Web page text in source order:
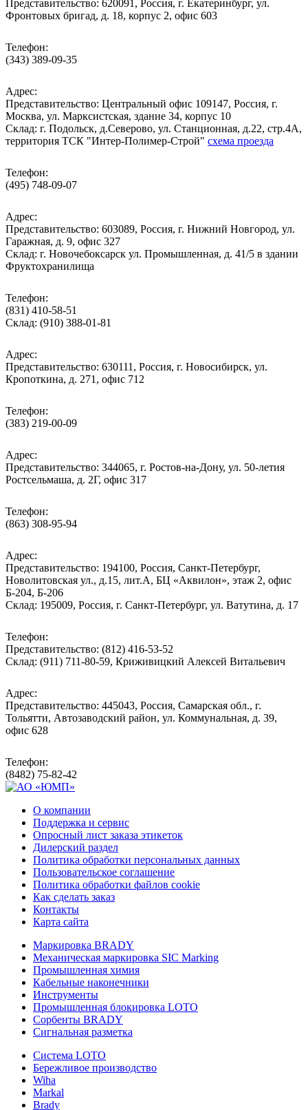
Представительство: 620091, Россия, г. Екатеринбург, ул.
Фронтовых бригад, д. 18, корпус 2, офис 603
Телефон:
(343) 389-09-35
Адрес:
Представительство: Центральный офис 109147, Россия, г.
Москва, ул. Марксистская, здание 34, корпус 10
Cклад: г. Подольск, д.Северово, ул. Станционная, д.22, стр.4А,
территория ТСК "Интер-Полимер-Строй" схема проезда
Телефон:
(495) 748-09-07
Адрес:
Представительство: 603089, Россия, г. Нижний Новгород, ул.
Гаражная, д. 9, офис 327
Склад: г. Новочебоксарск ул. Промышленная, д. 41/5 в здании
Фруктохранилища
Телефон:
(831) 410-58-51
Склад: (910) 388-01-81
Адрес:
Представительство: 630111, Россия, г. Новосибирск, ул.
Кропоткина, д. 271, офис 712
Телефон:
(383) 219-00-09
Адрес:
Представительство: 344065, г. Ростов-на-Дону, ул. 50-летия
Ростсельмаша, д. 2Г, офис 317
Телефон:
(863) 308-95-94
Адрес:
Представительство: 194100, Россия, Санкт-Петербург,
Новолитовская ул., д.15, лит.А, БЦ «Аквилон», этаж 2, офис
Б-204, Б-206
Склад: 195009, Россия, г. Санкт-Петербург, ул. Ватутина, д. 17
Телефон:
Представительство: (812) 416-53-52
Склад: (911) 711-80-59, Криживицкий Алексей Витальевич
Адрес:
Представительство: 445043, Россия, Самарская обл., г.
Тольятти, Автозаводский район, ул. Коммунальная, д. 39,
офис 628
Телефон:
(8482) 75-82-42
О компании
Поддержка и сервис
Опросный лист заказа этикеток
Дилерский раздел
Политика обработки персональных данных
Пользовательское соглашение
Политика обработки файлов cookie
Как сделать заказ
Контакты
Карта сайта
Маркировка BRADY
Механическая маркировка SIC Marking
Промышленная химия
Кабельные наконечники
Инструменты
Промышленная блокировка LOTO
Сорбенты BRADY
Сигнальная разметка
Система LOTO
Бережливое производство
Wiha
Markal
Brady